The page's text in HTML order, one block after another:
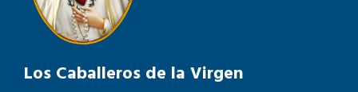
Los Caballeros de la Virgen